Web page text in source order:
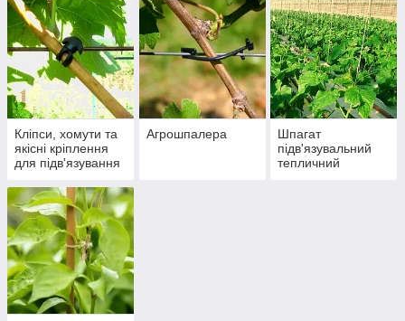
Кліпси, хомути та
якісні кріплення
для підв'язування
Агрошпалера
Шпагат
підв'язувальний
тепличний